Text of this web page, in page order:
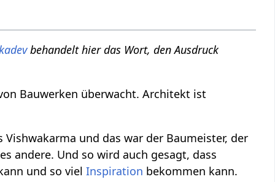
behandelt hier das Wort, den Ausdruck
Bauwerken überwacht. Architekt ist
Vishwakarma und das war der Baumeister, der
andere. Und so wird auch gesagt, dass
und so vielInspiration bekommen kann.